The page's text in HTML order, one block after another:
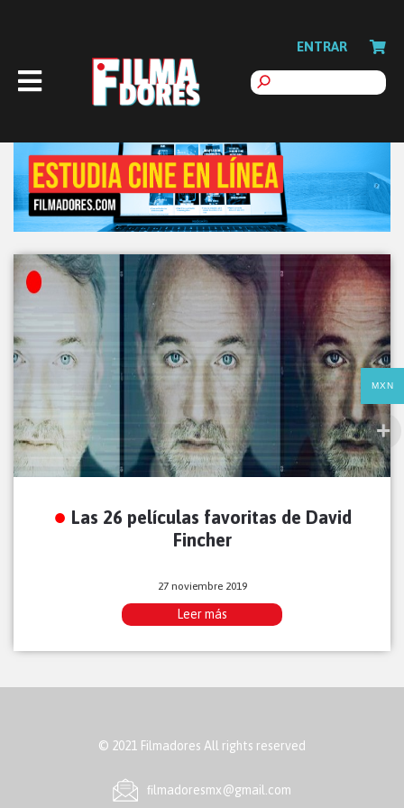
ENTRAR
Las 26 películas favoritas de David
Fincher
27 noviembre 2019
Leer más
© 2021 Filmadores All rights reserved
ﬁlmadoresmx@gmail.com
MXN